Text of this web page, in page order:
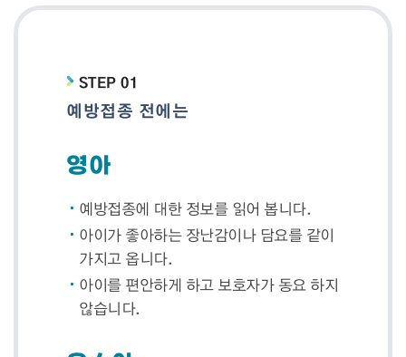
STEP 01
예방접종 전에는
영아
예방접종에 대한 정보를 읽어 봅니다.
아이가 좋아하는 장난감이나 담요를 같이
가지고 옵니다.
아이를 편안하게 하고 보호자가 동요 하지
않습니다.